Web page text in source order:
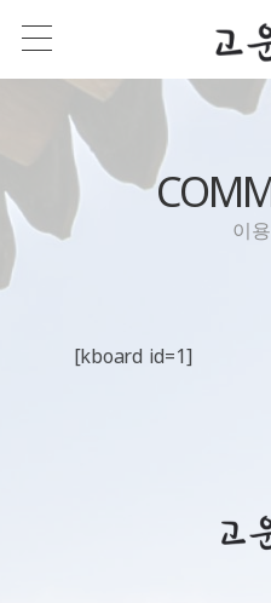
이
[kboard id=1]